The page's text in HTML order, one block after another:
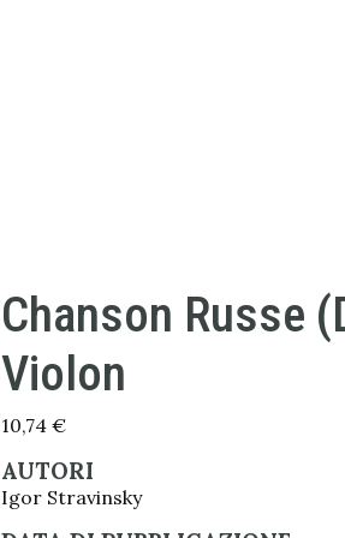
Chanson Russe
Violon
10,74 €
AUTORI
Igor Stravinsky